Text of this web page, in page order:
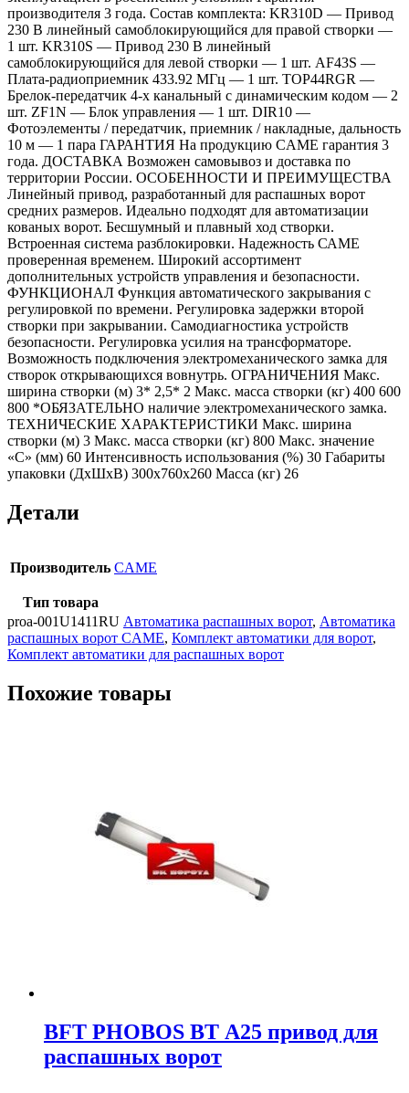
производителя 3 года. Состав комплекта: KR310D — Привод
230 В линейный самоблокирующийся для правой створки —
1 шт. KR310S — Привод 230 В линейный
самоблокирующийся для левой створки — 1 шт. AF43S —
Плата-радиоприемник 433.92 МГц — 1 шт. TOP44RGR —
Брелок-передатчик 4-х канальный с динамическим кодом — 2
шт. ZF1N — Блок управления — 1 шт. DIR10 —
Фотоэлементы / передатчик, приемник / накладные, дальность
10 м — 1 пара ГАРАНТИЯ На продукцию CAME гарантия 3
года. ДОСТАВКА Возможен самовывоз и доставка по
территории России. ОСОБЕННОСТИ И ПРЕИМУЩЕСТВА
Линейный привод, разработанный для распашных ворот
средних размеров. Идеально подходят для автоматизации
кованых ворот. Бесшумный и плавный ход створки.
Встроенная система разблокировки. Надежность САМЕ
проверенная временем. Широкий ассортимент
дополнительных устройств управления и безопасности.
ФУНКЦИОНАЛ Функция автоматического закрывания с
регулировкой по времени. Регулировка задержки второй
створки при закрывании. Самодиагностика устройств
безопасности. Регулировка усилия на трансформаторе.
Возможность подключения электромеханического замка для
створок открывающихся вовнутрь. ОГРАНИЧЕНИЯ Макс.
ширина створки (м) 3* 2,5* 2 Макс. масса створки (кг) 400 600
800 *ОБЯЗАТЕЛЬНО наличие электромеханического замка.
ТЕХНИЧЕСКИЕ ХАРАКТЕРИСТИКИ Макс. ширина
створки (м) 3 Макс. масса створки (кг) 800 Макс. значение
«С» (мм) 60 Интенсивность использования (%) 30 Габариты
упаковки (ДхШхВ) 300х760х260 Масса (кг) 26
Детали
Производитель CAME
Тип товара
proa-001U1411RU Автоматика распашных ворот, Автоматика
распашных ворот CAME, Комплект автоматики для ворот,
Комплект автоматики для распашных ворот
Похожие товары
BFT PHOBOS BT А25 привод для
распашных ворот